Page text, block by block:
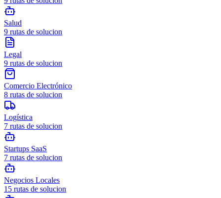
Salud
9 rutas de solucion
Legal
9 rutas de solucion
Comercio Electrónico
8 rutas de solucion
Logística
7 rutas de solucion
Startups SaaS
7 rutas de solucion
Negocios Locales
15 rutas de solucion